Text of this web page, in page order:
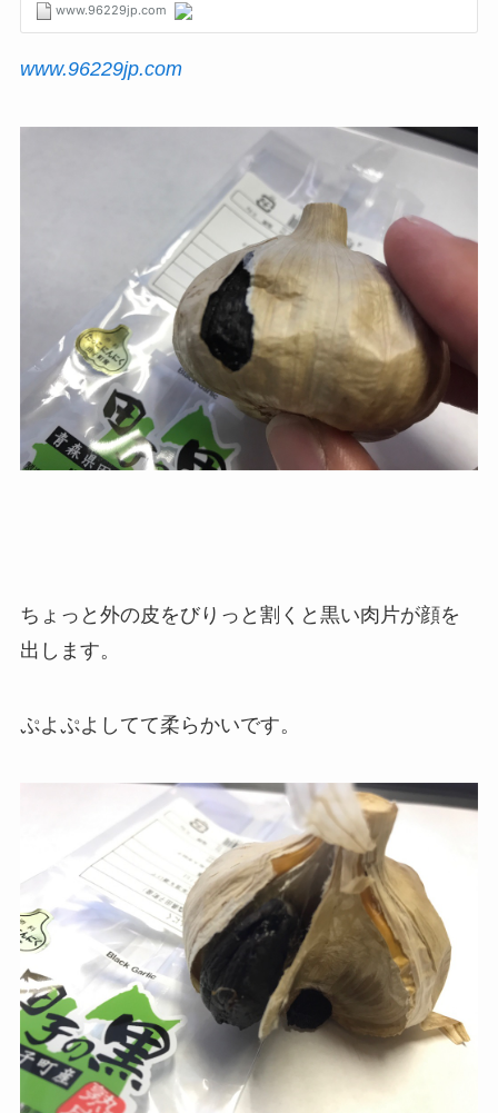
www.96229jp.com
ちょっと外の皮をびりっと割くと黒い肉片が顔を
出します。
ぷよぷよしてて柔らかいです。